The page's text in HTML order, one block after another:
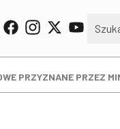
PRZYZNANE PRZEZ